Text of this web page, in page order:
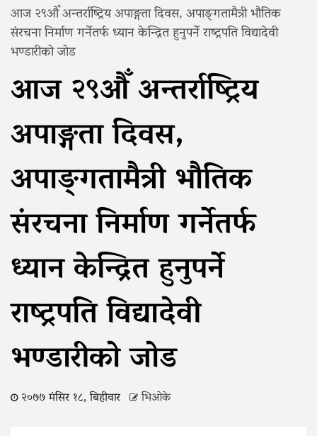
आज २९औँ अन्तर्राष्ट्रिय अपाङ्गता दिवस, अपाङ्‍गतामैत्री भौतिक
संरचना निर्माण गर्नेतर्फ ध्यान केन्द्रित हुनुपर्ने राष्ट्रपति विद्यादेवी
भण्डारीको जोड
आज २९औँ अन्तर्राष्ट्रिय
अपाङ्गता दिवस,
अपाङ्‍गतामैत्री भौतिक
संरचना निर्माण गर्नेतर्फ
ध्यान केन्द्रित हुनुपर्ने
राष्ट्रपति विद्यादेवी
भण्डारीको जोड
२०७७ मंसिर १८, बिहीवार भिओके